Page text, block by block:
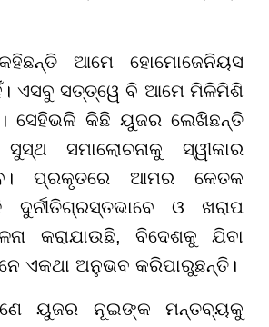
ଆମେ ହୋମୋଜେନିୟସ
ଏସବୁ ସତ୍ତ୍ୱେ ବି ଆମେ ମିଳିମିଶି
ସେହିଭଳି କିଛି ୟୁଜର ଲେଖିଛନ୍ତି
ସମାଲୋଚନାକୁ ସ୍ୱୀକାର
ପ୍ରକୃତରେ ଆମର କେତକ
ଓ ଖରାପ
କରାଯାଉଛି, ବିଦେଶକୁ ଯିବା
ଏକଥା ଅନୁଭବ କରିପାରୁଛନ୍ତି।
ୟୁଜର ନୂଇଙ୍କ ମନ୍ତବ୍ୟକୁ